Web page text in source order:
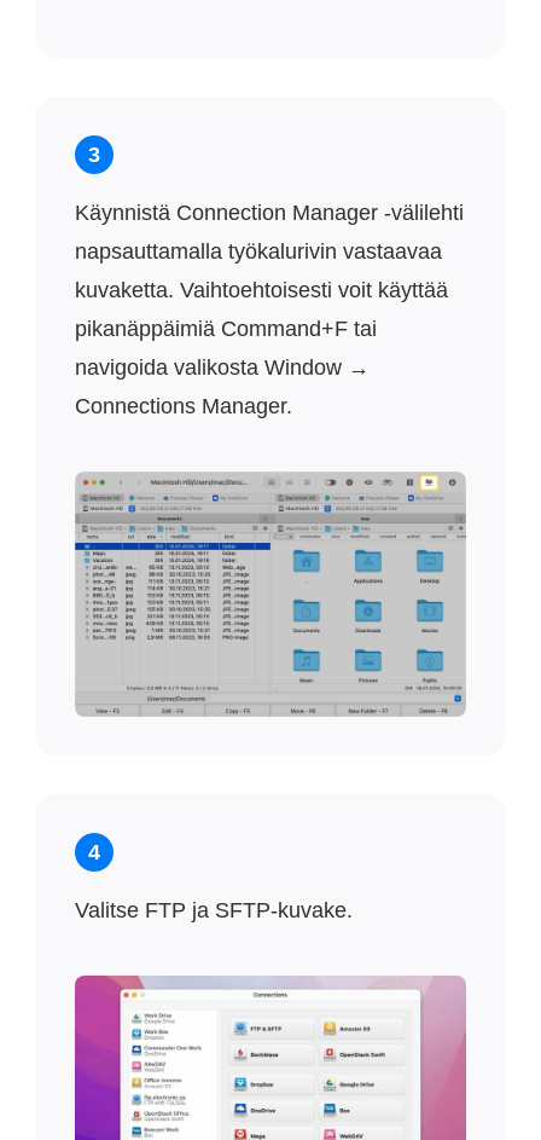
3
Käynnistä Connection Manager -välilehti
napsauttamalla työkalurivin vastaavaa
kuvaketta. Vaihtoehtoisesti voit käyttää
pikanäppäimiä Command+F tai
navigoida valikosta Window →
Connections Manager.
4
Valitse FTP ja SFTP-kuvake.